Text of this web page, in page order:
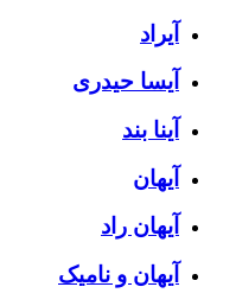
آیراد
آیسا حیدری
آینا بند
آیهان
آیهان راد
آیهان و نامیک